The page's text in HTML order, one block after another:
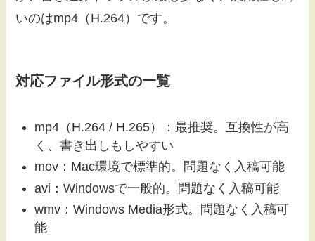
いのはmp4（H.264）です。
対応ファイル形式の一覧
mp4（H.264 / H.265）：最推奨。互換性が高
く、書き出しもしやすい
mov：Mac環境で標準的。問題なく入稿可能
avi：Windowsで一般的。問題なく入稿可能
wmv：Windows Media形式。問題なく入稿可
能